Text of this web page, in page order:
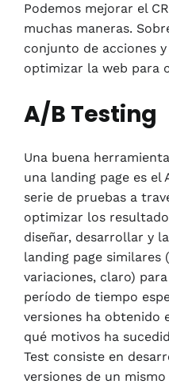
Podemos mejorar el
muchas maneras.
conjunto de acciones
optimizar la web para
A/B Testing
Una buena
una landing page es el
serie de pruebas a
optimizar los
diseñar, desarrollar y
landing page similares
variaciones, claro)
período de tiempo
versiones ha obtenido
qué motivos ha
Test consiste en
versiones de un